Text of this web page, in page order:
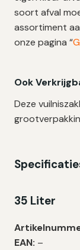
soort afval
assortiment
onze pagina “
Ook
Deze
35 Liter
EAN: –